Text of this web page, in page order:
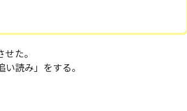
た。
読み」をする。